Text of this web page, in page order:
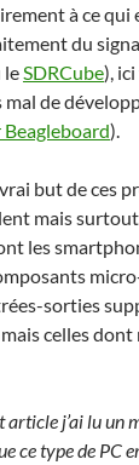
à ce qui
du
leSDRCube),
mal de
).
but de ces
mais
les
sorties
celles
j’ai lu un
ce type de PC